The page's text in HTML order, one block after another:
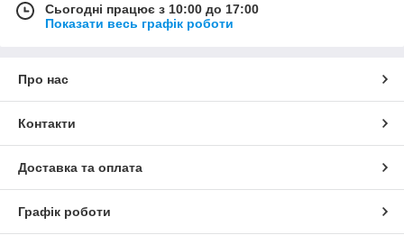
Сьогодні працює з 10:00 до 17:00
Показати весь графік роботи
Про нас
Контакти
Доставка та оплата
Графік роботи